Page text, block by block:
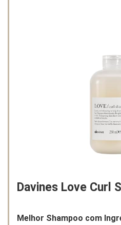
Davines Love Curl
Melhor Shampoo com